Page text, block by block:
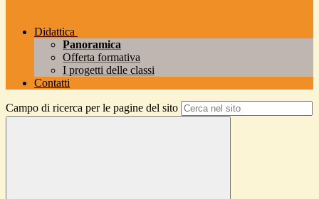
Didattica
Panoramica
Offerta formativa
I progetti delle classi
Contatti
Campo di ricerca per le pagine del sito